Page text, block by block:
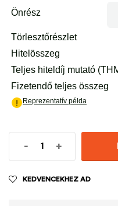
- +
KEDVENCEKHEZ AD